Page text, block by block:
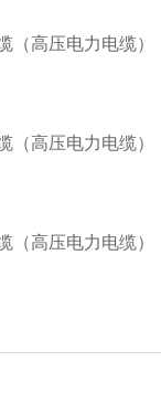
高压电力电缆）
高压电力电缆）
高压电力电缆）